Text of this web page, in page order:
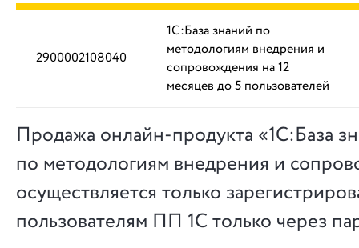
2900002108040
1С:База знаний по
методологиям внедрения и
сопровождения на 12
месяцев до 5 пользователей
Продажа онлайн-продукта «1С:База
по методологиям внедрения и
осуществляется только
пользователям ПП 1С только через